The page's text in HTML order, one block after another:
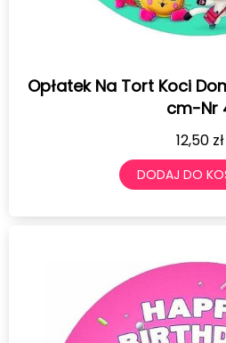
Opłatek Na Tort Koci
cm-Nr
12,50 zł
DODAJ DO